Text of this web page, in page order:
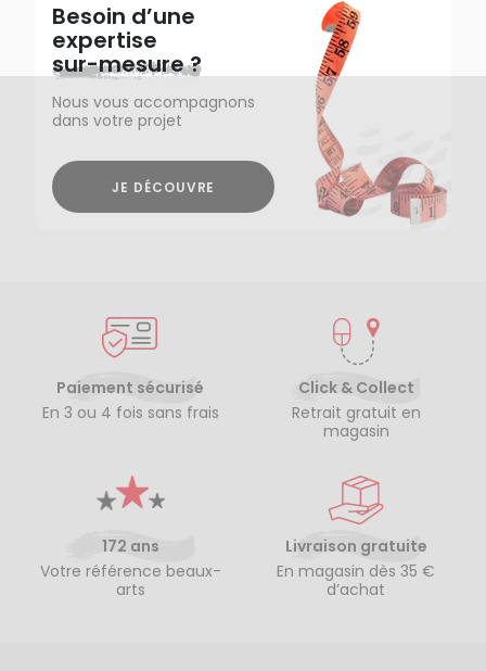
Besoin d’une
expertise
sur-mesure ?
Nous vous accompagnons
dans votre projet
JE DÉCOUVRE
Paiement sécurisé
En 3 ou 4 fois sans frais
Click & Collect
Retrait gratuit en
magasin
172 ans
Votre référence beaux-
arts
Livraison gratuite
En magasin dès 35 €
d’achat